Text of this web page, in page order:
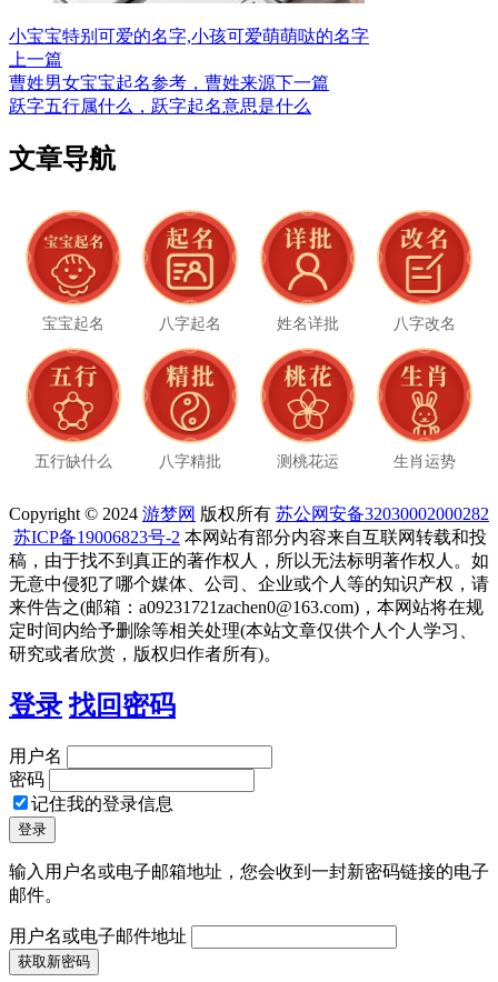
小宝宝特别可爱的名字,小孩可爱萌萌哒的名字
上一篇
曹姓男女宝宝起名参考，曹姓来源下一篇
跃字五行属什么，跃字起名意思是什么
文章导航
宝宝起名 八字起名 姓名详批 八字改名
五行缺什么 八字精批 测桃花运 生肖运势
Copyright © 2024 游梦网 版权所有 苏公网安备32030002000282
苏ICP备19006823号-2 本网站有部分内容来自互联网转载和投
稿，由于找不到真正的著作权人，所以无法标明著作权人。如
无意中侵犯了哪个媒体、公司、企业或个人等的知识产权，请
来件告之(邮箱：a09231721zachen0@163.com)，本网站将在规
定时间内给予删除等相关处理(本站文章仅供个人个人学习、
研究或者欣赏，版权归作者所有)。
登录 找回密码
用户名
密码
记住我的登录信息
输入用户名或电子邮箱地址，您会收到一封新密码链接的电子
邮件。
用户名或电子邮件地址